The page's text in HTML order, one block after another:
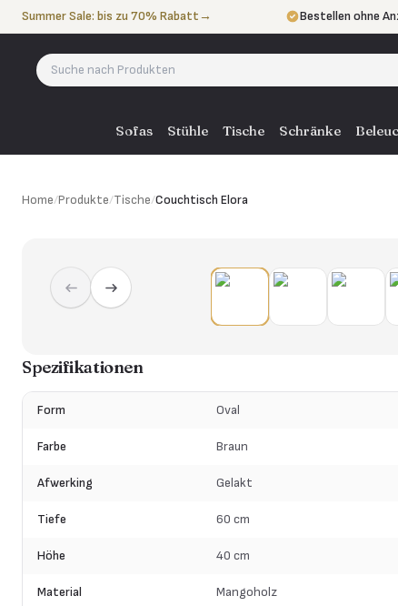
Zum Inhalt springen
Summer Sale: bis zu 70% Rabatt→ Bestellen ohne
Sofas Stühle Tische Schränke
Home/Produkte/Tische/Couchtisch Elora
Spezifikationen
Form Oval
Farbe Braun
Afwerking Gelakt
Tiefe 60 cm
Höhe 40 cm
Material Mangoholz